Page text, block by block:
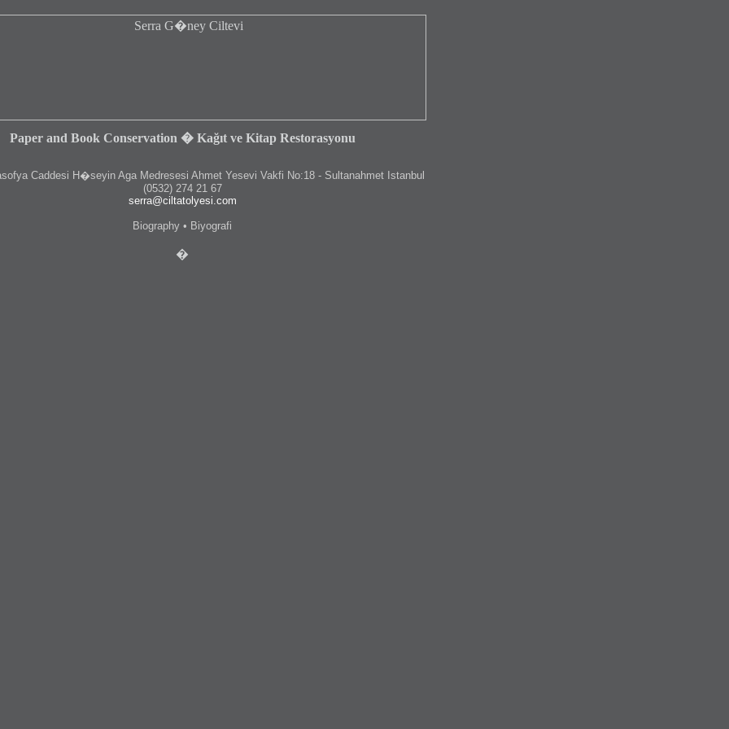
Paper and Book Conservation � Kağıt ve Kitap Restorasyonu
Caddesi H�seyin Aga Medresesi Ahmet Yesevi Vakfi No:18 - Sultanahmet Istanbul
(0532) 274 21 67
serra@ciltatolyesi.com
Biography • Biyografi
�